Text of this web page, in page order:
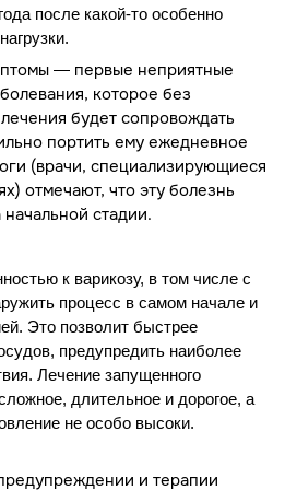
после какой-то особенно
— первые неприятные
которое без
будет сопровождать
портить ему ежедневное
(врачи, специализирующиеся
отмечают, что эту болезнь
стадии.
к варикозу, в том числе с
процесс в самом начале и
Это позволит быстрее
предупредить наиболее
Лечение запущенного
длительное и дорогое, а
не особо высоки.
и терапии